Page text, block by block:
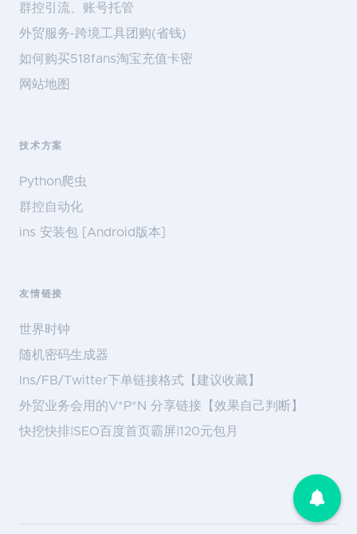
群控引流、账号托管
外贸服务-跨境工具团购(省钱)
如何购买518fans淘宝充值卡密
网站地图
技术方案
Python爬虫
群控自动化
ins 安装包 [Android版本]
友情链接
世界时钟
随机密码生成器
Ins/FB/Twitter下单链接格式【建议收藏】
外贸业务会用的V*P*N 分享链接【效果自己判断】
快挖快排|SEO百度首页霸屏|120元包月